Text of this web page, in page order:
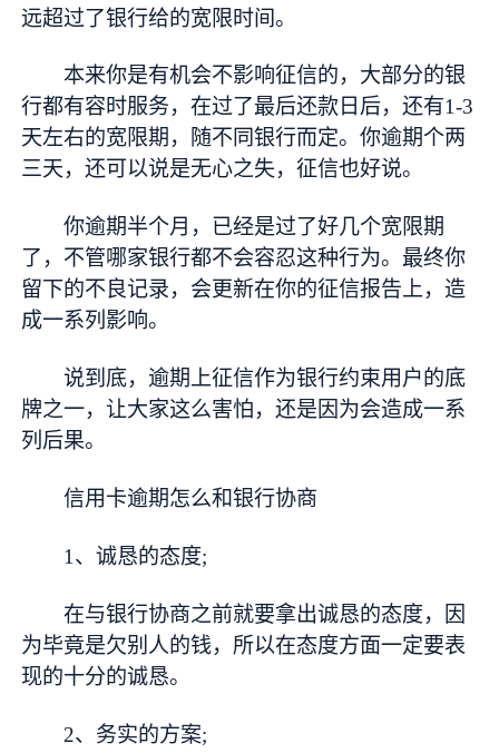
远超过了银行给的宽限时间。
本来你是有机会不影响征信的，大部分的银
行都有容时服务，在过了最后还款日后，还有1-3
天左右的宽限期，随不同银行而定。你逾期个两
三天，还可以说是无心之失，征信也好说。
你逾期半个月，已经是过了好几个宽限期
了，不管哪家银行都不会容忍这种行为。最终你
留下的不良记录，会更新在你的征信报告上，造
成一系列影响。
说到底，逾期上征信作为银行约束用户的底
牌之一，让大家这么害怕，还是因为会造成一系
列后果。
信用卡逾期怎么和银行协商
1、诚恳的态度;
在与银行协商之前就要拿出诚恳的态度，因
为毕竟是欠别人的钱，所以在态度方面一定要表
现的十分的诚恳。
2、务实的方案;